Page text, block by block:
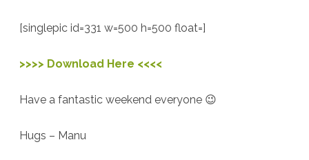
[singlepic id=331 w=500 h=500 float=]
>>>> Download Here <<<<
Have a fantastic weekend everyone 😉
Hugs – Manu